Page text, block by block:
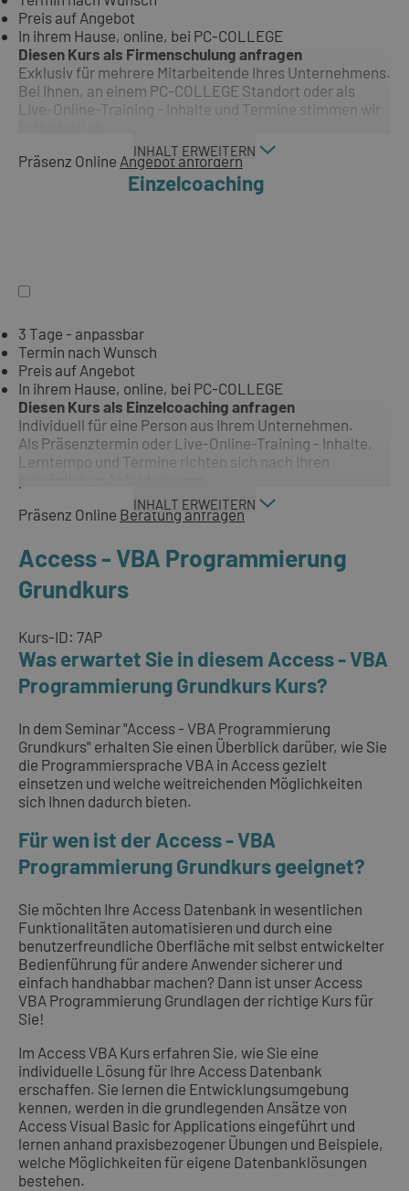
Preis auf Angebot
In ihrem Hause, online, bei PC-COLLEGE
Diesen Kurs als Firmenschulung anfragen
Exklusiv für mehrere Mitarbeitende Ihres Unternehmens.
Bei Ihnen, an einem PC-COLLEGE Standort oder als
Live-Online-Training - Inhalte und Termine stimmen wir
INHALT ERWEITERN
Präsenz Online Angebot anfordern
Einzelcoaching
3 Tage - anpassbar
Termin nach Wunsch
Preis auf Angebot
In ihrem Hause, online, bei PC-COLLEGE
Diesen Kurs als Einzelcoaching anfragen
Individuell für eine Person aus Ihrem Unternehmen.
Als Präsenztermin oder Live-Online-Training - Inhalte,
Lerntempo und Termine richten sich nach Ihren
INHALT ERWEITERN
Präsenz Online Beratung anfragen
Access - VBA Programmierung
Grundkurs
Kurs-ID: 7AP
Was erwartet Sie in diesem Access - VBA
Programmierung Grundkurs Kurs?
In dem Seminar "Access - VBA Programmierung
Grundkurs" erhalten Sie einen Überblick darüber, wie Sie
die Programmiersprache VBA in Access gezielt
einsetzen und welche weitreichenden Möglichkeiten
sich Ihnen dadurch bieten.
Für wen ist der Access - VBA
Programmierung Grundkurs geeignet?
Sie möchten Ihre Access Datenbank in wesentlichen
Funktionalitäten automatisieren und durch eine
benutzerfreundliche Oberfläche mit selbst entwickelter
Bedienführung für andere Anwender sicherer und
einfach handhabbar machen? Dann ist unser Access
VBA Programmierung Grundlagen der richtige Kurs für
Sie!
Im Access VBA Kurs erfahren Sie, wie Sie eine
individuelle Lösung für Ihre Access Datenbank
erschaffen. Sie lernen die Entwicklungsumgebung
kennen, werden in die grundlegenden Ansätze von
Access Visual Basic for Applications eingeführt und
lernen anhand praxisbezogener Übungen und Beispiele,
welche Möglichkeiten für eigene Datenbanklösungen
bestehen.